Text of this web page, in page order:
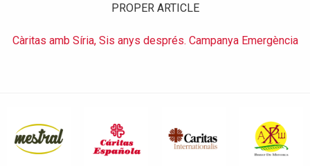
PROPER ARTICLE
Càritas amb Síria, Sis anys després. Campanya Emergència